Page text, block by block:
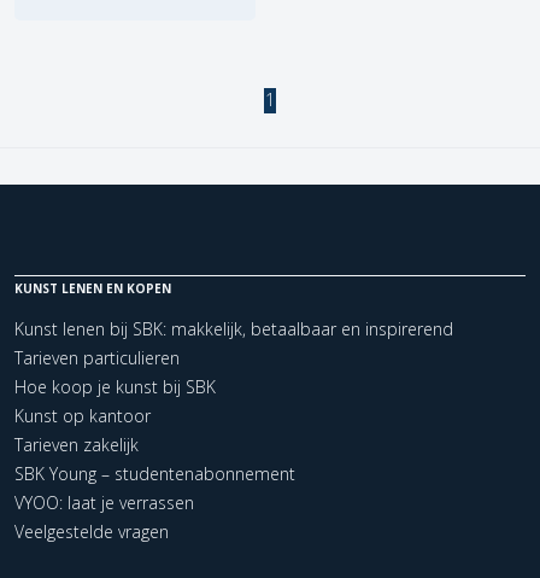
1
KUNST LENEN EN KOPEN
Kunst lenen bij SBK: makkelijk, betaalbaar en inspirerend
Tarieven particulieren
Hoe koop je kunst bij SBK
Kunst op kantoor
Tarieven zakelijk
SBK Young – studentenabonnement
VYOO: laat je verrassen
Veelgestelde vragen